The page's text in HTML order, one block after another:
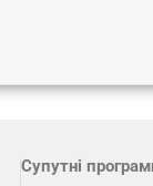
Супутні